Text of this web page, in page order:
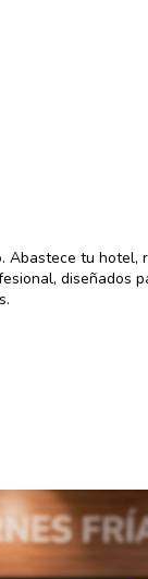
Abastece tu hotel,
diseñados